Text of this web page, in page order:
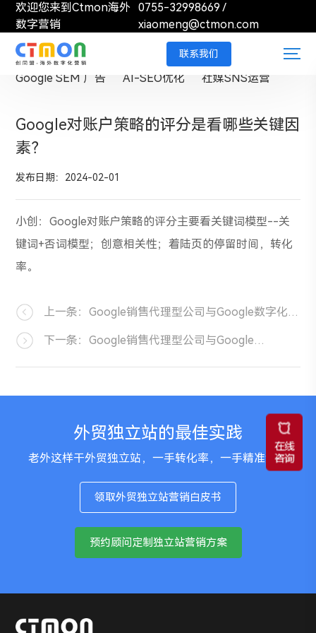
欢迎您来到Ctmon海外
数字营销
0755-32998669 /
xiaomeng@ctmon.com
联系我们
外贸独立站搭建 Google SEO 优化
Google SEM 广告 AI-SEO优化 社媒SNS运营
Google对账户策略的评分是看哪些关键因
素？
发布日期：2024-02-01
小创：Google对账户策略的评分主要看关键词模型--关
键词+否词模型；创意相关性；着陆页的停留时间，转化
率。
上一条：Google销售代理型公司与Google数字化营销公司的区别？
下一条：Google销售代理型公司与Google数字化营销公司的区别？
外贸独立站的最佳实践
老外这样干外贸独立站，一手转化率，一手精准流量
领取外贸独立站营销白皮书
预约顾问定制独立站营销方案